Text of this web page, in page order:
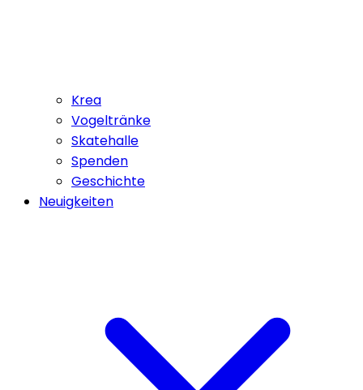
Krea
Vogeltränke
Skatehalle
Spenden
Geschichte
Neuigkeiten